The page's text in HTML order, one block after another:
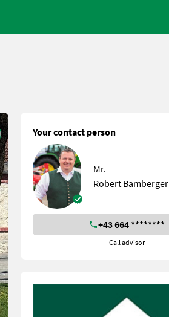
Your contact person
Mr.
Robert Bamberger
+43 664 ********
Call advisor